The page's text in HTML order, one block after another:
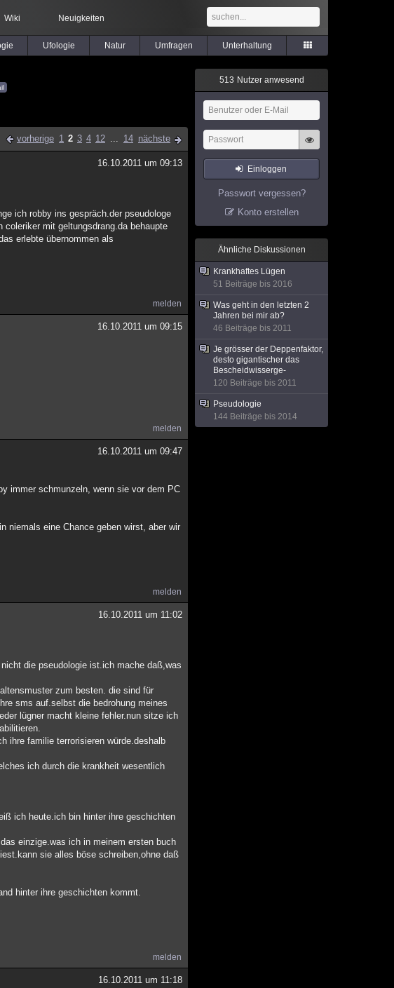
Wiki Neuigkeiten
Ufologie Natur Umfragen Unterhaltung
vorherige 1 2 3 4 12 ... 14 nächste
16.10.2011 um 09:13
ich robby ins gespräch.der pseudologe
mit geltungsdrang.da behaupte
erlebte übernommen als
melden
16.10.2011 um 09:15
melden
16.10.2011 um 09:47
immer schmunzeln, wenn sie vor dem PC
niemals eine Chance geben wirst, aber wir
melden
16.10.2011 um 11:02
die pseudologie ist.ich mache daß,was
zum besten. die sind für
sms auf.selbst die bedrohung meines
lügner macht kleine fehler.nun sitze ich
ihre familie terrorisieren würde.deshalb
ich durch die krankheit wesentlich
ich heute.ich bin hinter ihre geschichten
einzige.was ich in meinem ersten buch
sie alles böse schreiben,ohne daß
hinter ihre geschichten kommt.
melden
16.10.2011 um 11:18
513 Nutzer anwesend
Einloggen
Passwort vergessen?
Konto erstellen
Ähnliche Diskussionen
Krankhaftes Lügen
51 Beiträge bis 2016
Was geht in den letzten 2
Jahren bei mir ab?
46 Beiträge bis 2011
Je grösser der Deppenfaktor,
desto gigantischer das
Bescheidwisserge-
120 Beiträge bis 2011
Pseudologie
144 Beiträge bis 2014